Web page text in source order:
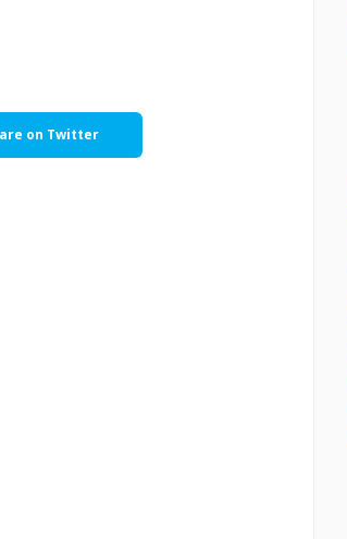
on Twitter